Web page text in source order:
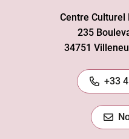
Centre Culturel
235
34751
+33